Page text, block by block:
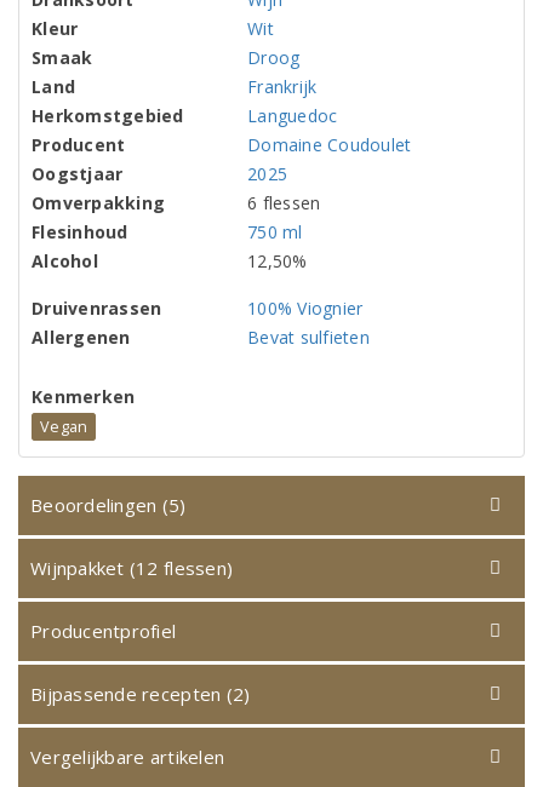
Kleur
Wit
Smaak
Droog
Land
Frankrijk
Herkomstgebied
Languedoc
Producent
Domaine Coudoulet
Oogstjaar
2025
Omverpakking
6 flessen
Flesinhoud
750 ml
Alcohol
12,50%
Druivenrassen
100% Viognier
Allergenen
Bevat sulfieten
Kenmerken
Vegan
Beoordelingen (5)
Wijnpakket (12 flessen)
Producentprofiel
Bijpassende recepten (2)
Vergelijkbare artikelen